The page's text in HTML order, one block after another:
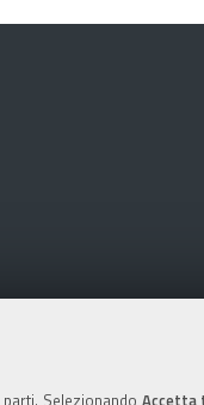
Selezionando Accetta